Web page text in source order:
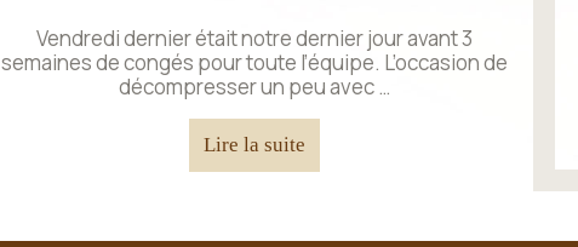
Vendredi dernier était notre dernier jour avant 3
semaines de congés pour toute l’équipe. L’occasion de
décompresser un peu avec …
Lire la suite